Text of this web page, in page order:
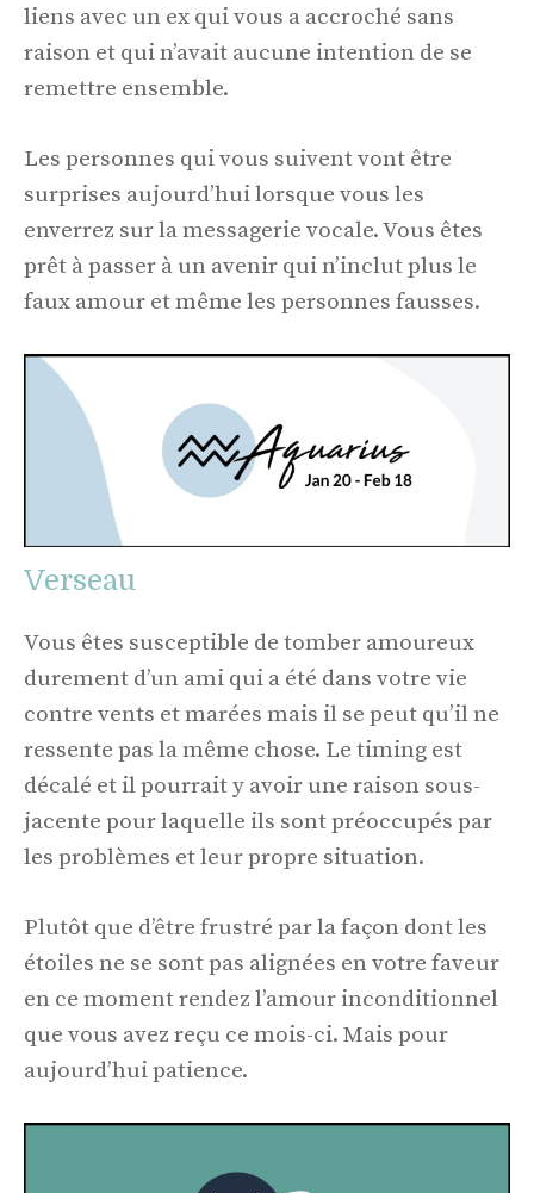
liens avec un ex qui vous a accroché sans
raison et qui n’avait aucune intention de se
remettre ensemble.
Les personnes qui vous suivent vont être
surprises aujourd’hui lorsque vous les
enverrez sur la messagerie vocale. Vous êtes
prêt à passer à un avenir qui n’inclut plus le
faux amour et même les personnes fausses.
Verseau
Vous êtes susceptible de tomber amoureux
durement d’un ami qui a été dans votre vie
contre vents et marées mais il se peut qu’il ne
ressente pas la même chose. Le timing est
décalé et il pourrait y avoir une raison sous-
jacente pour laquelle ils sont préoccupés par
les problèmes et leur propre situation.
Plutôt que d’être frustré par la façon dont les
étoiles ne se sont pas alignées en votre faveur
en ce moment rendez l’amour inconditionnel
que vous avez reçu ce mois-ci. Mais pour
aujourd’hui patience.